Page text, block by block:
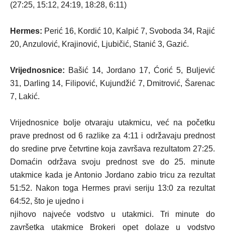
(27:25, 15:12, 24:19, 18:28, 6:11)
Hermes: Perić 16, Kordić 10, Kalpić 7, Svoboda 34, Rajić
20, Anzulović, Krajinović, Ljubičić, Stanić 3, Gazić.
Vrijednosnice: Bašić 14, Jordano 17, Ćorić 5, Buljević
31, Darling 14, Filipović, Kujundžić 7, Dmitrović, Šarenac
7, Lakić.
Vrijednosnice bolje otvaraju utakmicu, već na početku
prave prednost od 6 razlike za 4:11 i održavaju prednost
do sredine prve četvrtine koja završava rezultatom 27:25.
Domaćin održava svoju prednost sve do 25. minute
utakmice kada je Antonio Jordano zabio tricu za rezultat
51:52. Nakon toga Hermes pravi seriju 13:0 za rezultat
64:52, što je ujedno i
njihovo najveće vodstvo u utakmici. Tri minute do
završetka utakmice Brokeri opet dolaze u vodstvo